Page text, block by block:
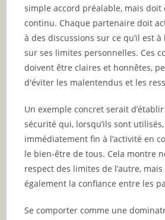
simple accord préalable, mais doit
continu. Chaque partenaire doit
à des discussions sur ce qu’il est à
sur ses limites personnelles. Ces
doivent être claires et honnêtes,
d'éviter les malentendus et les
Un exemple concret serait
sécurité qui, lorsqu’ils sont
immédiatement fin à l’activité en
le bien-être de tous. Cela montre
respect des limites de l’autre,
également la confiance entre les
Se comporter comme une